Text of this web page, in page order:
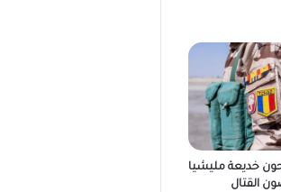
خديعة مليشيا
القتال